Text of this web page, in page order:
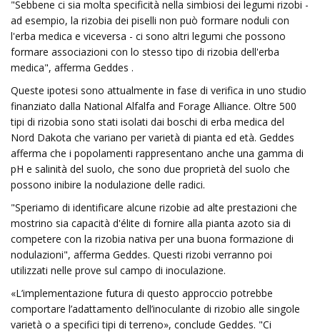
"Sebbene ci sia molta specificità nella simbiosi dei legumi rizobi ​​-
ad esempio, la rizobia dei piselli non può formare noduli con
l'erba medica e viceversa - ci sono altri legumi che possono
formare associazioni con lo stesso tipo di rizobia dell'erba
medica", afferma Geddes .
Queste ipotesi sono attualmente in fase di verifica in uno studio
finanziato dalla National Alfalfa and Forage Alliance. Oltre 500
tipi di rizobia sono stati isolati dai boschi di erba medica del
Nord Dakota che variano per varietà di pianta ed età. Geddes
afferma che i popolamenti rappresentano anche una gamma di
pH e salinità del suolo, che sono due proprietà del suolo che
possono inibire la nodulazione delle radici.
"Speriamo di identificare alcune rizobie ad alte prestazioni che
mostrino sia capacità d'élite di fornire alla pianta azoto sia di
competere con la rizobia nativa per una buona formazione di
nodulazioni", afferma Geddes. Questi rizobi ​​verranno poi
utilizzati nelle prove sul campo di inoculazione.
«L’implementazione futura di questo approccio potrebbe
comportare l’adattamento dell’inoculante di rizobio alle singole
varietà o a specifici tipi di terreno», conclude Geddes. "Ci